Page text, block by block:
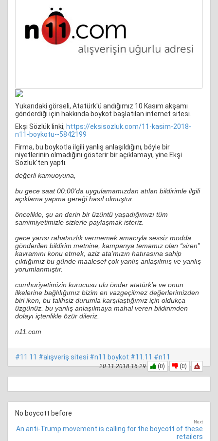
Yukarıdaki görseli, Atatürk'ü andığımız 10 Kasım akşamı
gönderdiği için hakkında boykot başlatılan internet sitesi.
Ekşi Sözlük linki; https://eksisozluk.com/11-kasim-2018-
n11-boykotu--5842199
Firma, bu boykotla ilgili yanlış anlaşıldığını, böyle bir
niyetlerinin olmadığını gösterir bir açıklamayı, yine Ekşi
Sözlük'ten yaptı.
değerli kamuoyuna,
bu gece saat 00:00’da uygulamamızdan atılan bildirimle ilgili
açıklama yapma gereği hasıl olmuştur.
öncelikle, şu an derin bir üzüntü yaşadığımızı tüm
samimiyetimizle sizlerle paylaşmak isteriz.
gece yarısı rahatsızlık vermemek amacıyla sessiz modda
gönderilen bildirim metnine, kampanya temamız olan “siren”
kavramını konu etmek, aziz ata’mızın hatırasına sahip
çıktığımız bu günde maalesef çok yanlış anlaşılmış ve yanlış
yorumlanmıştır.
cumhuriyetimizin kurucusu ulu önder atatürk’e ve onun
ilkelerine bağlılığımız bizim en vazgeçilmez değerlerimizden
biri iken, bu talihsiz durumla karşılaştığımız için oldukça
üzgünüz. bu yanlış anlaşılmaya mahal veren bildirimden
dolayı içtenlikle özür dileriz.
n11.com
#11 11 #alışveriş sitesi #n11 boykot #11.11 #n11
20.11.2018 16:29 (0) (0)
No boycott before
Next
An anti-Trump movement is calling for the boycott of these
retailers